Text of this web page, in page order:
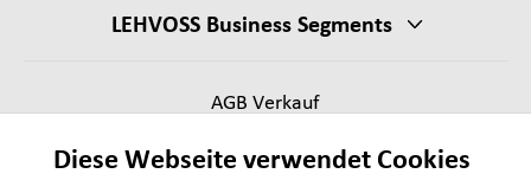
LEHVOSS Business Segments
AGB Verkauf
Impressum
Diese Webseite verwendet Cookies